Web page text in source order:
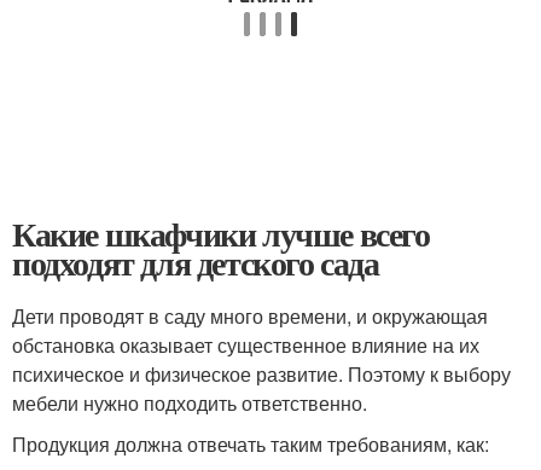
Какие шкафчики лучше всего
подходят для детского сада
Дети проводят в саду много времени, и окружающая
обстановка оказывает существенное влияние на их
психическое и физическое развитие. Поэтому к выбору
мебели нужно подходить ответственно.
Продукция должна отвечать таким требованиям, как: